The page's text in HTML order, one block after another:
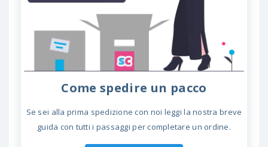
Come spedire un pacco
Se sei alla prima spedizione con noi leggi la nostra breve
guida con tutti i passaggi per completare un ordine.